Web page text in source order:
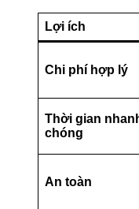
Lợi ích
Chi phí hợp lý
Thời gian
chóng
An toàn